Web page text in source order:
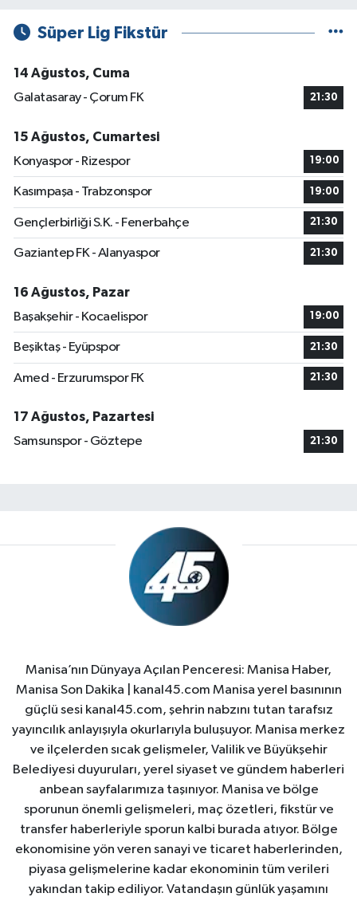
Süper Lig Fikstür
14 Ağustos, Cuma
Galatasaray - Çorum FK
21:30
15 Ağustos, Cumartesi
Konyaspor - Rizespor
19:00
Kasımpaşa - Trabzonspor 19:00
Gençlerbirliği S.K. - Fenerbahçe 21:30
Gaziantep FK - Alanyaspor 21:30
16 Ağustos, Pazar
Başakşehir - Kocaelispor
19:00
Beşiktaş - Eyüpspor 21:30
Amed - Erzurumspor FK 21:30
17 Ağustos, Pazartesi
Samsunspor - Göztepe
21:30
Manisa’nın Dünyaya Açılan Penceresi: Manisa Haber,
Manisa Son Dakika | kanal45.com Manisa yerel basınının
güçlü sesi kanal45.com, şehrin nabzını tutan tarafsız
yayıncılık anlayışıyla okurlarıyla buluşuyor. Manisa merkez
ve ilçelerden sıcak gelişmeler, Valilik ve Büyükşehir
Belediyesi duyuruları, yerel siyaset ve gündem haberleri
anbean sayfalarımıza taşınıyor. Manisa ve bölge
sporunun önemli gelişmeleri, maç özetleri, fikstür ve
transfer haberleriyle sporun kalbi burada atıyor. Bölge
ekonomisine yön veren sanayi ve ticaret haberlerinden,
piyasa gelişmelerine kadar ekonominin tüm verileri
yakından takip ediliyor. Vatandaşın günlük yaşamını